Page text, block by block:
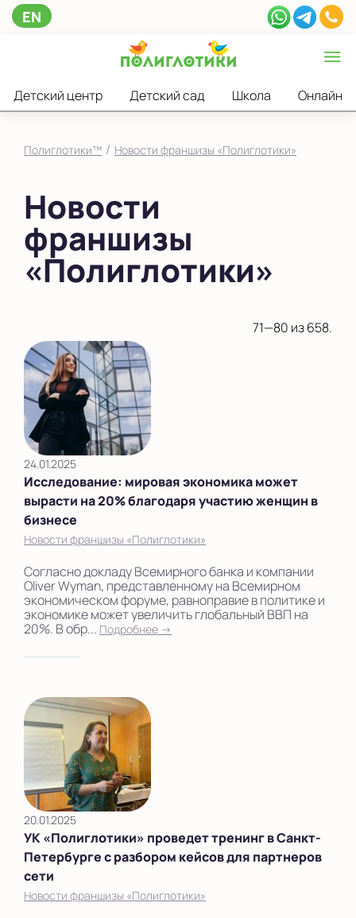
EN
Детский центр Детский сад Школа Онлайн
Полиглотики™ / Новости франшизы «Полиглотики»
Новости
франшизы
«Полиглотики»
71—80 из 658.
24.01.2025
Исследование: мировая экономика может
вырасти на 20% благодаря участию женщин в
бизнесе
Новости франшизы «Полиглотики»
Согласно докладу Всемирного банка и компании
Oliver Wyman, представленному на Всемирном
экономическом форуме, равноправие в политике и
экономике может увеличить глобальный ВВП на
20%. В обр... Подробнее →
20.01.2025
УК «Полиглотики» проведет тренинг в Санкт-
Петербурге с разбором кейсов для партнеров
сети
Новости франшизы «Полиглотики»